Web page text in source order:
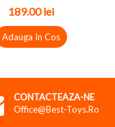
189.00 lei
Adauga In Cos
CONTACTEAZA-NE
Office@best-Toys.ro